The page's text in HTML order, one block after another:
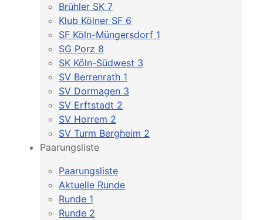
Brühler SK 7
Klub Kölner SF 6
SF Köln-Müngersdorf 1
SG Porz 8
SK Köln-Südwest 3
SV Berrenrath 1
SV Dormagen 3
SV Erftstadt 2
SV Horrem 2
SV Turm Bergheim 2
Paarungsliste
Paarungsliste
Aktuelle Runde
Runde 1
Runde 2